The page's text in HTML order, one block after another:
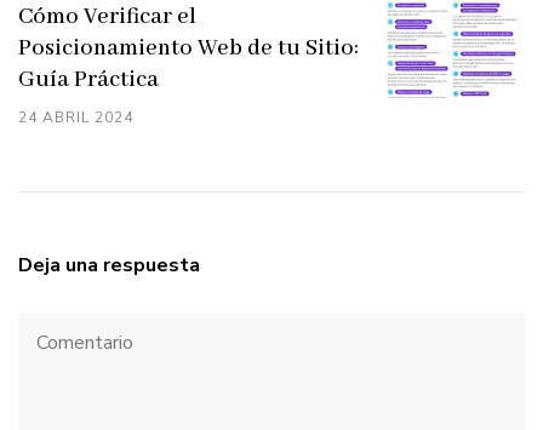
24 ABRIL 2024
Cómo Verificar el
Posicionamiento Web de tu Sitio:
Guía Práctica
Deja una respuesta